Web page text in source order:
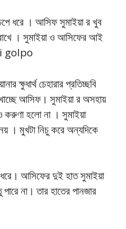
ধরে । আসিফ সুমাইয়া র খুব
। সুমাইয়া ও আসিফের আই
golpo
ক্ষুধার্থ চেহারার প্রতিচ্ছবি
আসিফ। সুমাইয়া র অসহায়
করুণা হলো না । সুমাইয়া
। মুখটা নিচু করে অন্যদিকে
আসিফের দুই হাত সুমাইয়া
না। তার হাতের পানজার